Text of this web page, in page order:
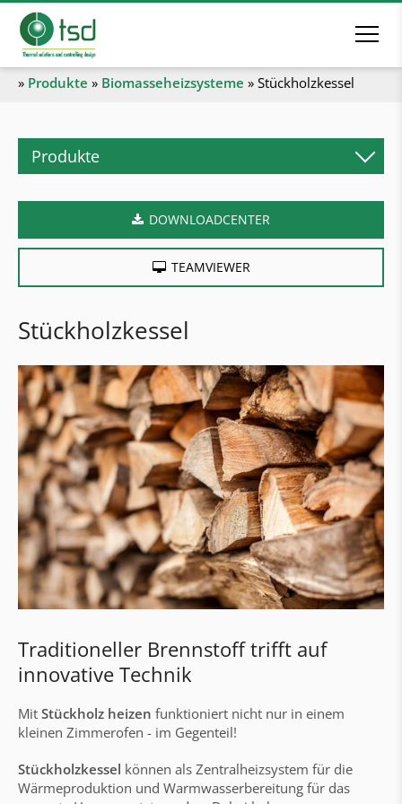
» Produkte » Biomasseheizsysteme » Stückholzkessel
Produkte
Kombikessel
Hackgutkessel
Heizcontainer
Pufferspeicher
Prämien & Subsidien
Wohnungs- und Übergabestationen
Nah- und Fernwärmestationen
Regelung & Visualisierung aqo360°
aqotec Wohnungsstationen
Gebäudeautomation
Schaltschrankbau
Elektrinstallation & Verkabelung
Wärmenetze
DOWNLOADCENTER
TEAMVIEWER
Stückholzkessel
Traditioneller Brennstoff trifft auf
innovative Technik
Mit Stückholz heizen funktioniert nicht nur in einem
kleinen Zimmerofen - im Gegenteil!
Stückholzkessel können als Zentralheizsystem für die
Wärmeproduktion und Warmwasserbereitung für das